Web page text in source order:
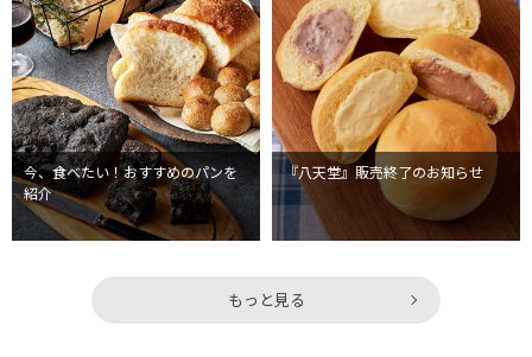
今、食べたい！おすすめのパンを
紹介
『八天堂』販売終了のお知らせ
もっと見る